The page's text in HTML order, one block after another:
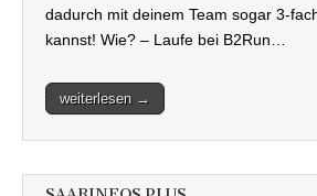
dadurch mit deinem Team sogar 3-
kannst! Wie? – Laufe bei B2Run…
weiterlesen →